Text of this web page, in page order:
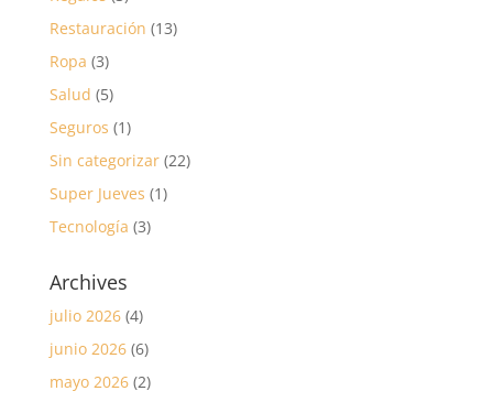
Restauración (13)
Ropa (3)
Salud (5)
Seguros (1)
Sin categorizar(22)
Super Jueves (1)
Tecnología (3)
Archives
julio 2026(4)
junio 2026(6)
mayo 2026(2)